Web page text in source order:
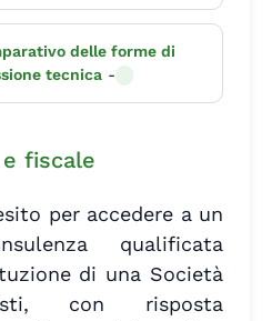
delle forme di
tecnica -
fiscale
per accedere a un
qualificata
di una Società
con risposta